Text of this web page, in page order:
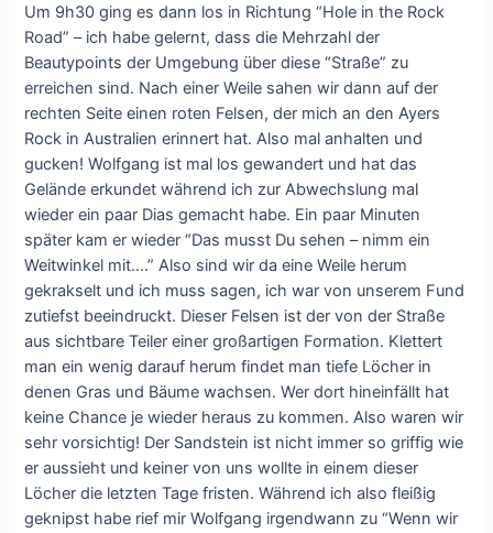
Um 9h30 ging es dann los in Richtung “Hole in the Rock
Road” – ich habe gelernt, dass die Mehrzahl der
Beautypoints der Umgebung über diese “Straße” zu
erreichen sind. Nach einer Weile sahen wir dann auf der
rechten Seite einen roten Felsen, der mich an den Ayers
Rock in Australien erinnert hat. Also mal anhalten und
gucken! Wolfgang ist mal los gewandert und hat das
Gelände erkundet während ich zur Abwechslung mal
wieder ein paar Dias gemacht habe. Ein paar Minuten
später kam er wieder “Das musst Du sehen – nimm ein
Weitwinkel mit….” Also sind wir da eine Weile herum
gekrakselt und ich muss sagen, ich war von unserem Fund
zutiefst beeindruckt. Dieser Felsen ist der von der Straße
aus sichtbare Teiler einer großartigen Formation. Klettert
man ein wenig darauf herum findet man tiefe Löcher in
denen Gras und Bäume wachsen. Wer dort hineinfällt hat
keine Chance je wieder heraus zu kommen. Also waren wir
sehr vorsichtig! Der Sandstein ist nicht immer so griffig wie
er aussieht und keiner von uns wollte in einem dieser
Löcher die letzten Tage fristen. Während ich also fleißig
geknipst habe rief mir Wolfgang irgendwann zu “Wenn wir